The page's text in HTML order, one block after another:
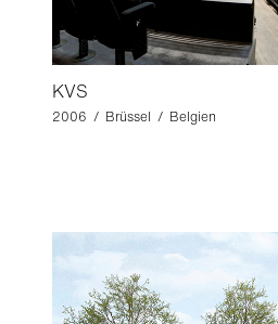
KVS
2006 / Brüssel / Belgien